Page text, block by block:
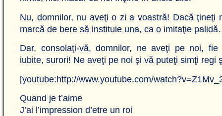
Nu, domnilor, nu aveţi o zi a voastră! Dacă ţineţi
marcă de bere să instituie una, ca o imitaţie
Dar, consolaţi-vă, domnilor, ne aveţi pe noi,
iubite, surori! Ne aveţi pe noi şi vă puteţi simţi regi
[youtube:http://www.youtube.com/
Quand je t’aime
J’ai l’impression d’etre un roi